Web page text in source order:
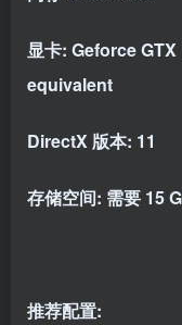
显卡: Geforce
equivalent
DirectX 版本: 11
存储空间: 需要 15
推荐配置: